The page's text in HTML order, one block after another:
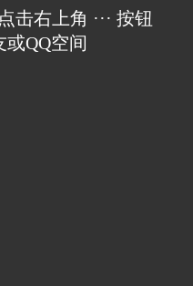
击右上角 ··· 按钮
或QQ空间